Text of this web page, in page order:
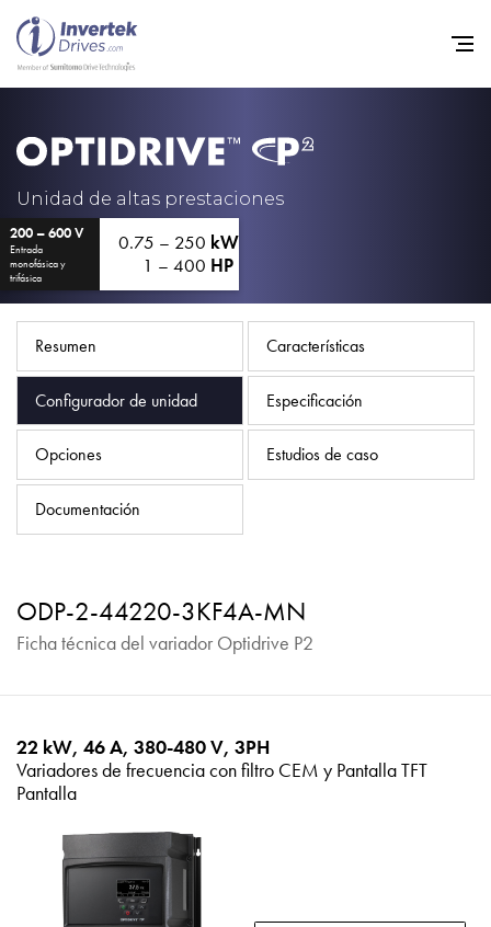
Unidad de altas prestaciones
200 – 600 V
Entrada
monofásica y
trifásica
0.75 – 250 kW
1 – 400 HP
Resumen Características
Configurador de unidad Especificación
Opciones Estudios de caso
Documentación
ODP-2-44220-3KF4A-MN
Ficha técnica del variador Optidrive P2
22 kW, 46 A, 380-480 V, 3PH
Variadores de frecuencia con filtro CEM y Pantalla TFT
Pantalla
Home
Noticias
Empleo
Acerca de
Contacto